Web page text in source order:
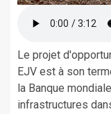
Le projet
EJV est à son
la Banque
infrastructures